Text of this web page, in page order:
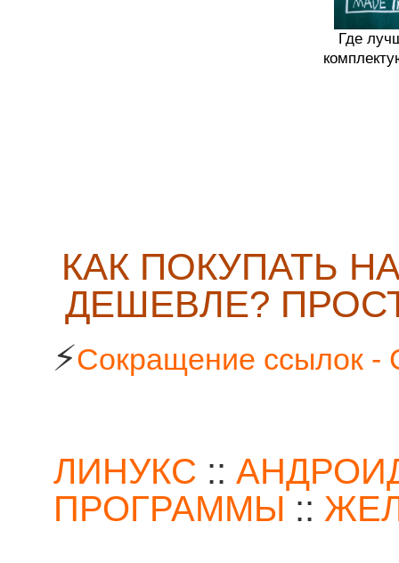
Где
КАК ПОКУПАТЬ
ДЕШЕВЛЕ?
⚡Сокращение ссылок -
ЛИНУКС ::
ПРОГРАММЫ ::